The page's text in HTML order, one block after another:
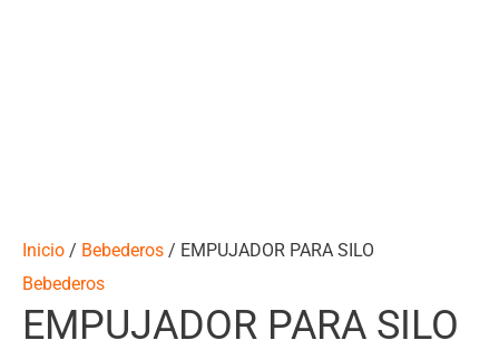
Inicio / Bebederos / EMPUJADOR PARA SILO
Bebederos
EMPUJADOR PARA SILO